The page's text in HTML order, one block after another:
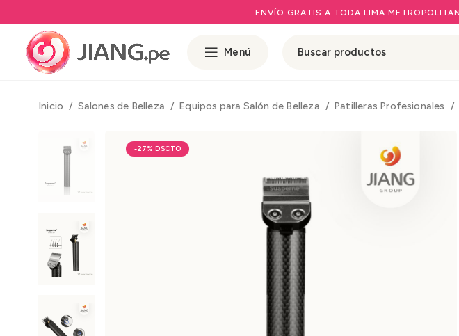
ENVÍO GRATIS A TODA LIMA
Menú
Inicio Salones de Belleza Equipos para Salón de Belleza Patilleras Profesionales
-27%
El precio
El